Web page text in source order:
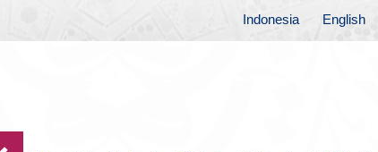
English
Indonesia